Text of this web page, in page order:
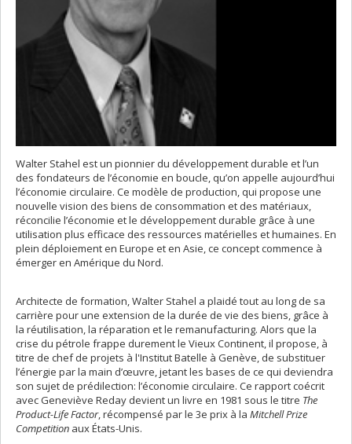
Walter Stahel est un pionnier du développement durable et l’un
des fondateurs de l’économie en boucle, qu’on appelle aujourd’hui
l’économie circulaire. Ce modèle de production, qui propose une
nouvelle vision des biens de consommation et des matériaux,
réconcilie l’économie et le développement durable grâce à une
utilisation plus efficace des ressources matérielles et humaines. En
plein déploiement en Europe et en Asie, ce concept commence à
émerger en Amérique du Nord.
Architecte de formation, Walter Stahel a plaidé tout au long de sa
carrière pour une extension de la durée de vie des biens, grâce à
la réutilisation, la réparation et le remanufacturing. Alors que la
crise du pétrole frappe durement le Vieux Continent, il propose, à
titre de chef de projets à l'Institut Batelle à Genève, de substituer
l’énergie par la main d’œuvre, jetant les bases de ce qui deviendra
son sujet de prédilection: l’économie circulaire. Ce rapport coécrit
avec Geneviève Reday devient un livre en 1981 sous le titre The
Product-Life Factor, récompensé par le 3e prix à la Mitchell Prize
Competition aux États-Unis.